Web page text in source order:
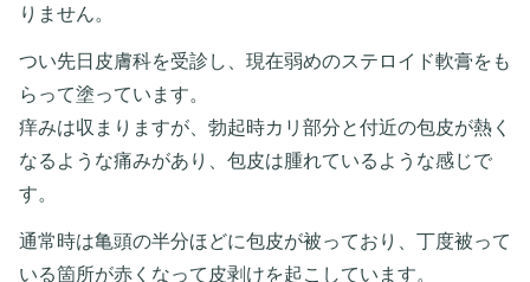
りません。
つい先日皮膚科を受診し、現在弱めのステロイド軟膏をも
らって塗っています。
痒みは収まりますが、勃起時カリ部分と付近の包皮が熱く
なるような痛みがあり、包皮は腫れているような感じで
す。
通常時は亀頭の半分ほどに包皮が被っており、丁度被って
いる箇所が赤くなって皮剥けを起こしています。